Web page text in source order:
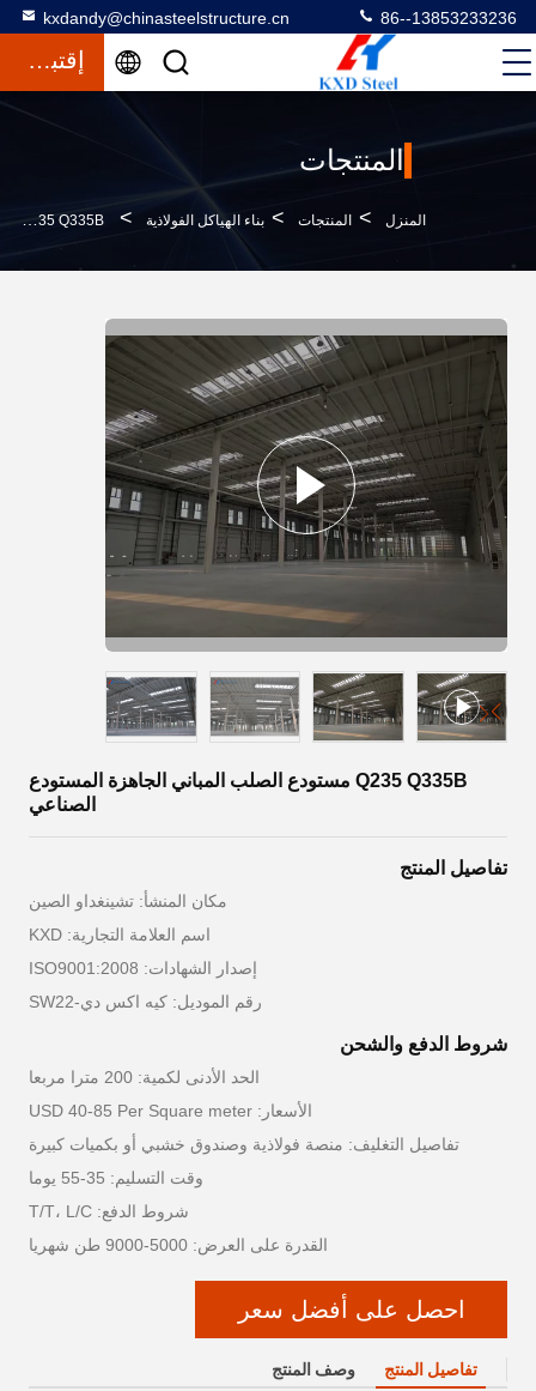
kxdandy@chinasteelstructure.cn 86--13853233236
إقتباس
المنتجات
المنزل > المنتجات > بناء الهياكل الفولاذية > Q235 Q335B مستودع الصلب المباني الجاهزة المستودع الصناعي
Q235 Q335B مستودع الصلب المباني الجاهزة المستودع
الصناعي
تفاصيل المنتج
مكان المنشأ: تشينغداو الصين
اسم العلامة التجارية: KXD
إصدار الشهادات: ISO9001:2008
رقم الموديل: كيه اكس دي-SW22
شروط الدفع والشحن
الحد الأدنى لكمية: 200 مترا مربعا
الأسعار: USD 40-85 Per Square meter
تفاصيل التغليف: منصة فولاذية وصندوق خشبي أو بكميات كبيرة
وقت التسليم: 35-55 يوما
شروط الدفع: T/T، L/C
القدرة على العرض: 5000-9000 طن شهريا
احصل على أفضل سعر
تفاصيل المنتج وصف المنتج